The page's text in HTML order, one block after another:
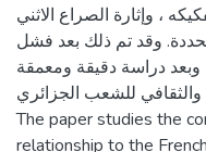
، وإثارة الصراع الاثني
وقد تم ذلك بعد فشل
وبعد دراسة دقيقة ومعمقة
والثقافي للشعب الجزائري.
The paper studies the
relationship to the